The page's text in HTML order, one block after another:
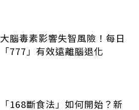
大腦毒素影響失智風險！每日
「777」有效遠離腦退化
「168斷食法」如何開始？新